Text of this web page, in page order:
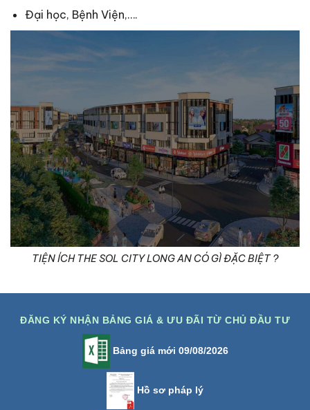
Đại học, Bệnh Viện,….
TIỆN ÍCH THE SOL CITY LONG AN CÓ GÌ ĐẶC BIỆT ?
ĐĂNG KÝ NHẬN BẢNG GIÁ & ƯU ĐÃI TỪ CHỦ ĐẦU TƯ
Bảng giá mới 09/08/2026
Hồ sơ pháp lý